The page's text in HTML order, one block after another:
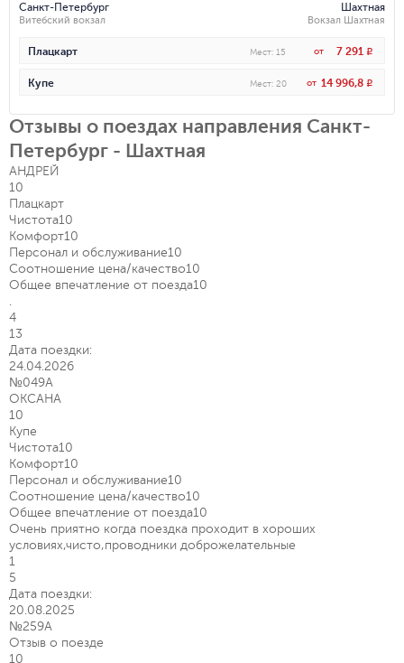
Санкт-Петербург
Витебский вокзал
Шахтная
Вокзал Шахтная
Плацкарт Мест: 15 от 7 291 R
Купе Мест: 20 от 14 996,8 R
Отзывы о поездах направления Санкт-
Петербург - Шахтная
АНДРЕЙ
10
Плацкарт
Чистота10
Комфорт10
Персонал и обслуживание10
Соотношение цена/качество10
Общее впечатление от поезда10
.
4
13
Дата поездки:
24.04.2026
№049А
ОКСАНА
10
Купе
Чистота10
Комфорт10
Персонал и обслуживание10
Соотношение цена/качество10
Общее впечатление от поезда10
Очень приятно когда поездка проходит в хороших
условиях,чисто,проводники доброжелательные
1
5
Дата поездки:
20.08.2025
№259А
Отзыв о поезде
10